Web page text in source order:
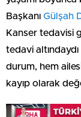
Başkanı Gülşah
Kanser tedavisi
tedavi
durum, hem
kayıp olarak